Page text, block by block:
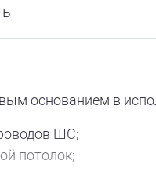
основанием в
ШС;
потолок;